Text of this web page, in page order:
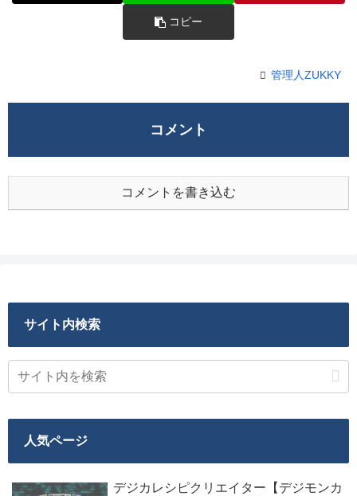
コピー
管理人ZUKKY
コメント
コメントを書き込む
サイト内検索
人気ページ
デジカレシピクリエイター【デジモンカ